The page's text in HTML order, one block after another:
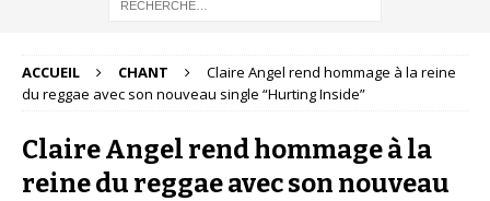
ACCUEIL CHANT
Claire Angel rend hommage à la reine
du reggae avec son nouveau single “Hurting Inside”
Claire Angel rend hommage à la
reine du reggae avec son nouveau